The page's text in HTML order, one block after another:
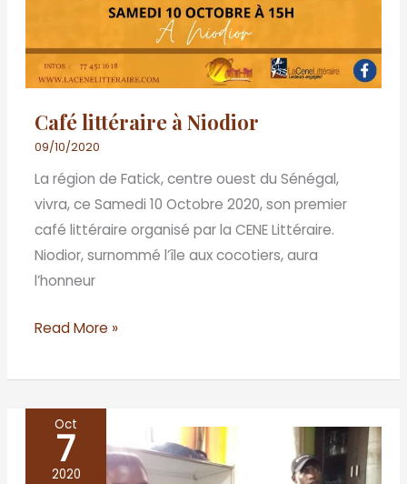
Café littéraire à Niodior
09/10/2020
La région de Fatick, centre ouest du Sénégal,
vivra, ce Samedi 10 Octobre 2020, son premier
café littéraire organisé par la CENE Littéraire.
Niodior, surnommé l’île aux cocotiers, aura
l’honneur
Read More »
Oct
7
2020
Spécial
café